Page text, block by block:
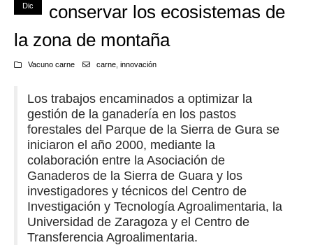
Dic
conservar los ecosistemas de
la zona de montaña
Vacuno carne carne, innovación
Los trabajos encaminados a optimizar la
gestión de la ganadería en los pastos
forestales del Parque de la Sierra de Gura se
iniciaron el año 2000, mediante la
colaboración entre la Asociación de
Ganaderos de la Sierra de Guara y los
investigadores y técnicos del Centro de
Investigación y Tecnología Agroalimentaria, la
Universidad de Zaragoza y el Centro de
Transferencia Agroalimentaria.